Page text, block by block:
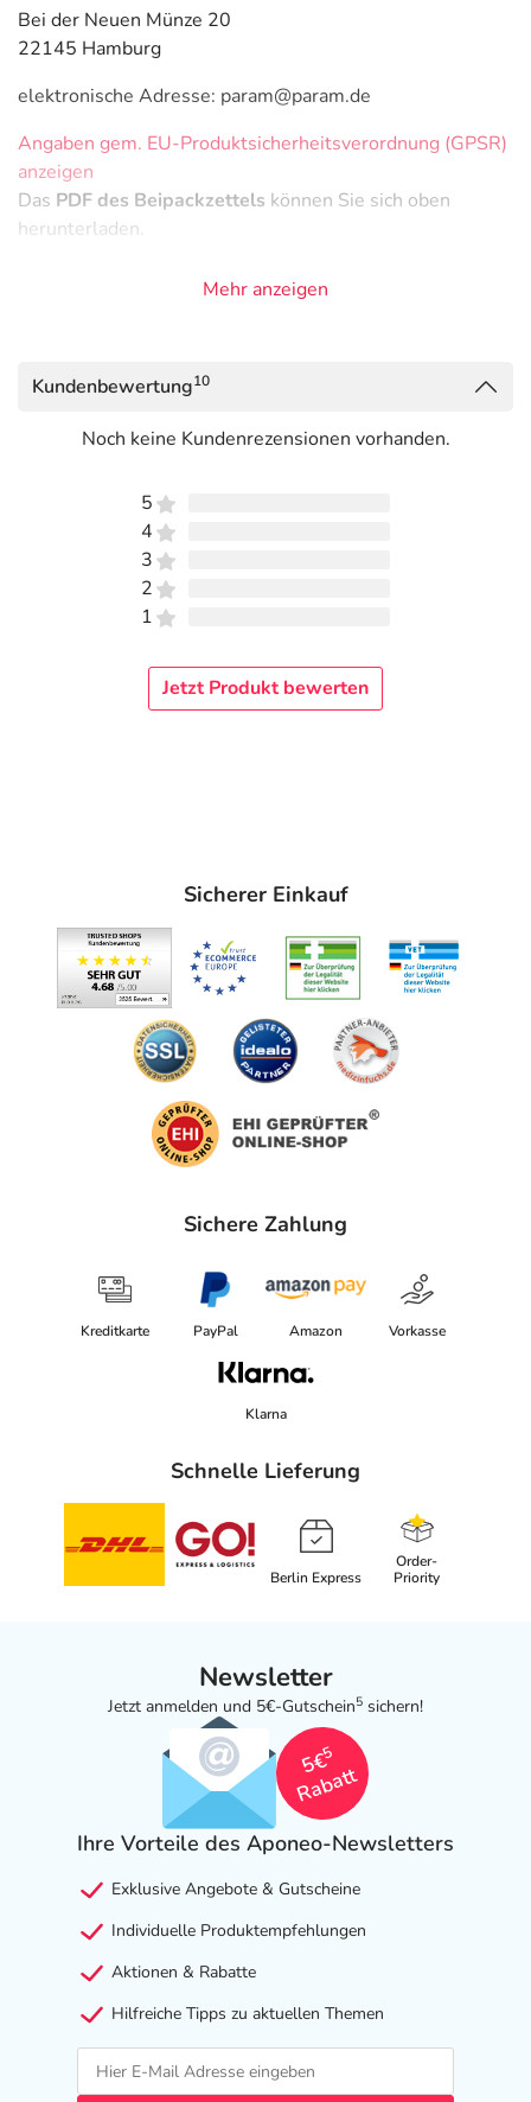
Bei der Neuen Münze 20
22145 Hamburg
elektronische Adresse: param@param.de
Angaben gem. EU-Produktsicherheitsverordnung (GPSR)
anzeigen
Das PDF des Beipackzettels können Sie sich oben
herunterladen.
Mehr anzeigen
Kundenbewertung10
Noch keine Kundenrezensionen vorhanden.
5
4
3
2
1
Jetzt Produkt bewerten
Sicherer Einkauf
Sichere Zahlung
Kreditkarte PayPal Amazon Vorkasse
Klarna
Schnelle Lieferung
Berlin Express
Order-
Priority
Newsletter
Jetzt anmelden und 5€-Gutschein5 sichern!
5€
5
Rabatt
Ihre Vorteile des Aponeo-Newsletters
Exklusive Angebote & Gutscheine
Individuelle Produktempfehlungen
Aktionen & Rabatte
Hilfreiche Tipps zu aktuellen Themen